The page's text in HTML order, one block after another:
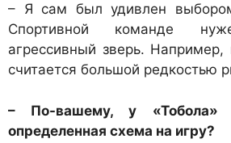
– Я сам был удивлен
Спортивной команде
агрессивный зверь.
считается большой редкостью
– По-вашему, у «Тобола»
определенная схема на игру?